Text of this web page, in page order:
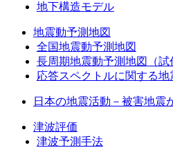
地下構造モデル
地震動予測地図
全国地震動予測地図
長周期地震動予測地図（試
応答スペクトルに関する地
日本の地震活動－被害地震
津波評価
津波予測手法